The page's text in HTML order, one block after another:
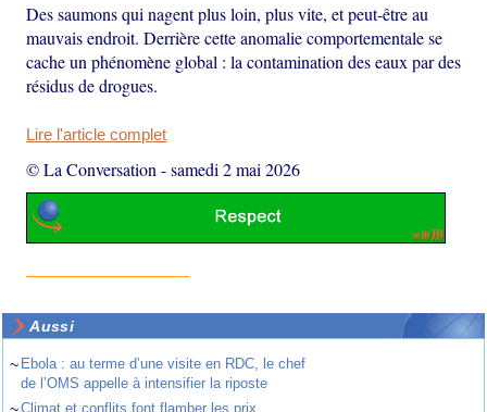
Des saumons qui nagent plus loin, plus vite, et peut-être au
mauvais endroit. Derrière cette anomalie comportementale se
cache un phénomène global : la contamination des eaux par des
résidus de drogues.
Lire l'article complet
© La Conversation -samedi 2 mai 2026
Aussi
~ Ebola : au terme d’une visite en RDC, le chef
de l’OMS appelle à intensifier la riposte
Climat et conflits font flamber les prix